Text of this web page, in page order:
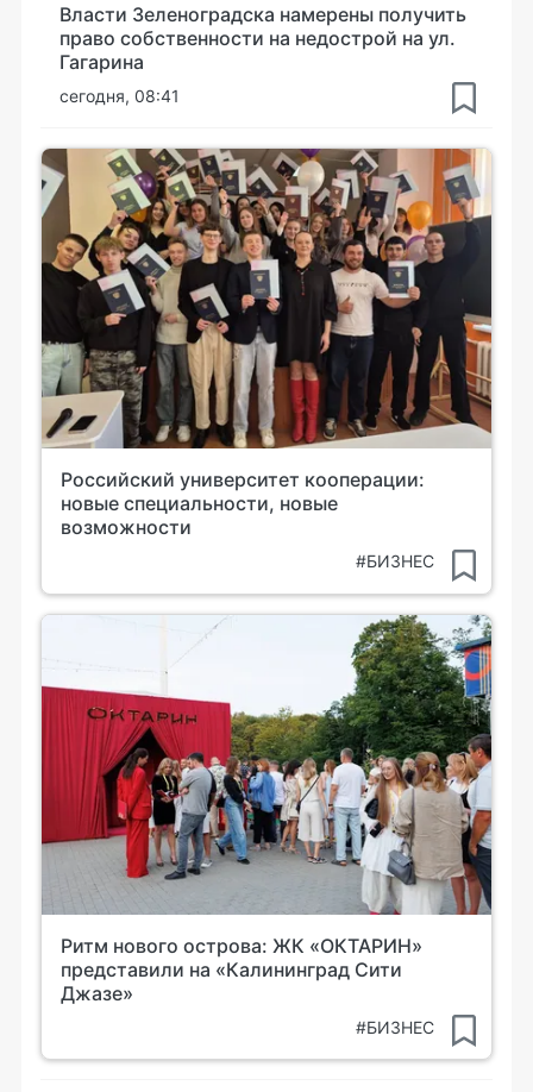
Власти Зеленоградска намерены получить
право собственности на недострой на ул.
Гагарина
сегодня, 08:41
Российский университет кооперации:
новые специальности, новые
возможности
#БИЗНЕС
Ритм нового острова: ЖК «ОКТАРИН»
представили на «Калининград Сити
Джазе»
#БИЗНЕС